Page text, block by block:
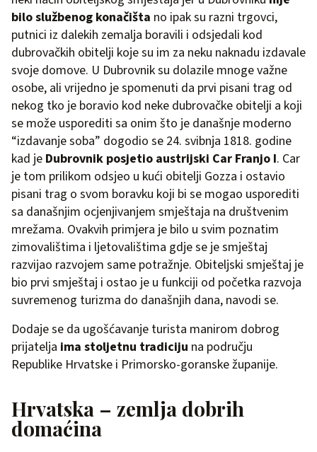
bilo službenog konačišta no ipak su razni trgovci,
putnici iz dalekih zemalja boravili i odsjedali kod
dubrovačkih obitelji koje su im za neku naknadu izdavale
svoje domove. U Dubrovnik su dolazile mnoge važne
osobe, ali vrijedno je spomenuti da prvi pisani trag od
nekog tko je boravio kod neke dubrovačke obitelji a koji
se može usporediti sa onim što je današnje moderno
“izdavanje soba” dogodio se 24. svibnja 1818. godine
kad je Dubrovnik posjetio austrijski Car Franjo I. Car
je tom prilikom odsjeo u kući obitelji Gozza i ostavio
pisani trag o svom boravku koji bi se mogao usporediti
sa današnjim ocjenjivanjem smještaja na društvenim
mrežama. Ovakvih primjera je bilo u svim poznatim
zimovalištima i ljetovalištima gdje se je smještaj
razvijao razvojem same potražnje. Obiteljski smještaj je
bio prvi smještaj i ostao je u funkciji od početka razvoja
suvremenog turizma do današnjih dana, navodi se.
Dodaje se da ugošćavanje turista manirom dobrog
prijatelja ima stoljetnu tradiciju na području
Republike Hrvatske i Primorsko-goranske županije.
Hrvatska – zemlja dobrih
domaćina